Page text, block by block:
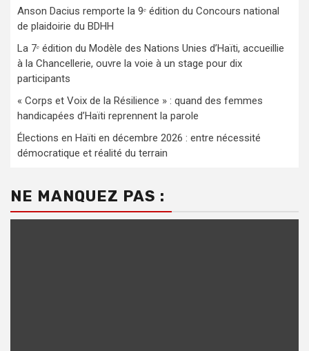
Anson Dacius remporte la 9ᵉ édition du Concours national
de plaidoirie du BDHH
La 7ᵉ édition du Modèle des Nations Unies d’Haïti, accueillie
à la Chancellerie, ouvre la voie à un stage pour dix
participants
« Corps et Voix de la Résilience » : quand des femmes
handicapées d’Haïti reprennent la parole
Élections en Haïti en décembre 2026 : entre nécessité
démocratique et réalité du terrain
NE MANQUEZ PAS :